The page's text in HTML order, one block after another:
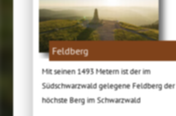
Feldberg
Mit seinen 1493 Metern ist der im
Südschwarzwald gelegene Feldberg der
höchste Berg im Schwarzwald